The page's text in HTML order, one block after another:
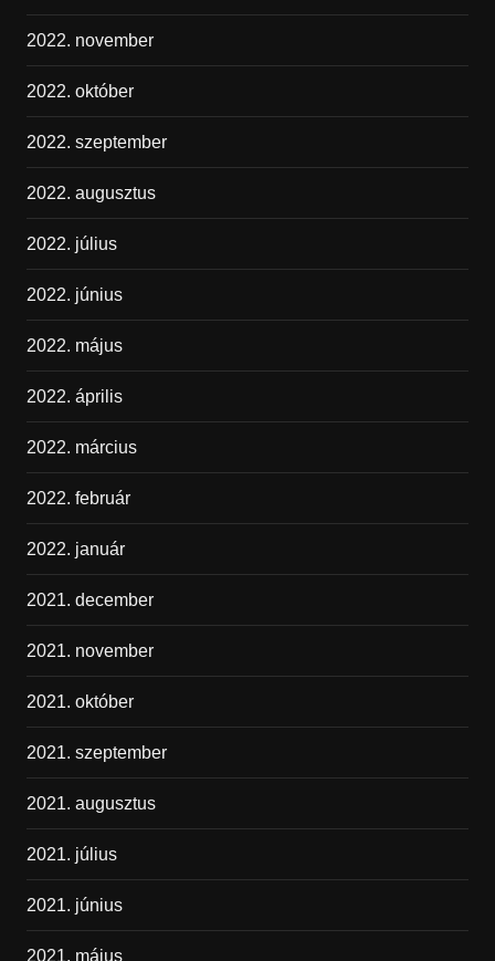
2022. november
2022. október
2022. szeptember
2022. augusztus
2022. július
2022. június
2022. május
2022. április
2022. március
2022. február
2022. január
2021. december
2021. november
2021. október
2021. szeptember
2021. augusztus
2021. július
2021. június
2021. május